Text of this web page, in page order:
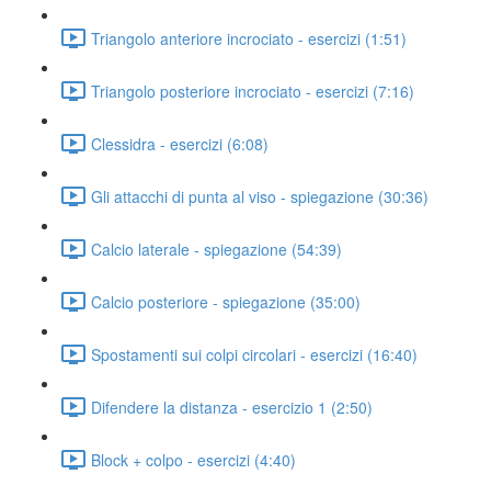
Triangolo anteriore incrociato - esercizi (1:51)
Triangolo posteriore incrociato - esercizi (7:16)
Clessidra - esercizi (6:08)
Gli attacchi di punta al viso - spiegazione (30:36)
Calcio laterale - spiegazione (54:39)
Calcio posteriore - spiegazione (35:00)
Spostamenti sui colpi circolari - esercizi (16:40)
Difendere la distanza - esercizio 1 (2:50)
Block + colpo - esercizi (4:40)